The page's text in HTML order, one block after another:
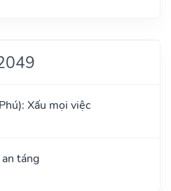
Xấu mọi việc
táng